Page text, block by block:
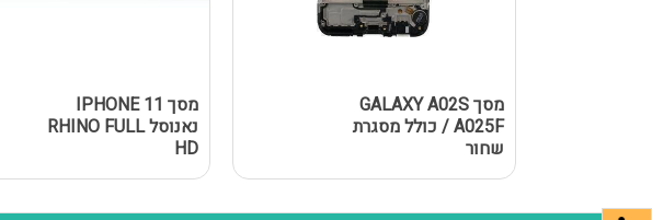
מסך GALAXY A02S
/ A025F כולל מסגרת
שחור
מסך IPHONE 11
נאנוסל RHINO FULL
HD